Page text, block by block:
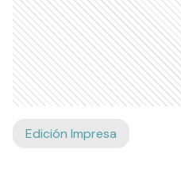
Edición Impresa